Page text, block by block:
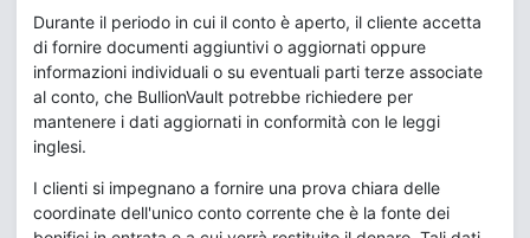
Durante il periodo in cui il conto è aperto, il cliente accetta
di fornire documenti aggiuntivi o aggiornati oppure
informazioni individuali o su eventuali parti terze associate
al conto, che BullionVault potrebbe richiedere per
mantenere i dati aggiornati in conformità con le leggi
inglesi.
I clienti si impegnano a fornire una prova chiara delle
coordinate dell'unico conto corrente che è la fonte dei